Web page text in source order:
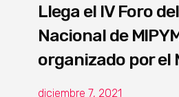
Llega el IV Foro
Nacional de
organizado por el
diciembre 7, 2021